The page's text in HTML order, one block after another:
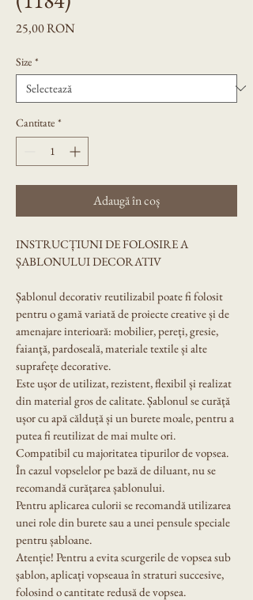
25,00 RONPreț
Size *
Cantitate *
Adaugă în coș
INSTRUCȚIUNI DE FOLOSIRE A
ȘABLONULUI DECORATIV
Șablonul decorativ reutilizabil poate fi folosit
pentru o gamă variată de proiecte creative și de
amenajare interioară: mobilier, pereți, gresie,
faianță, pardoseală, materiale textile și alte
suprafețe decorative.
Este ușor de utilizat, rezistent, flexibil și realizat
din material gros de calitate. Șablonul se curăță
ușor cu apă călduță și un burete moale, pentru a
putea fi reutilizat de mai multe ori.
Compatibil cu majoritatea tipurilor de vopsea.
În cazul vopselelor pe bază de diluant, nu se
recomandă curățarea șablonului.
Pentru aplicarea culorii se recomandă utilizarea
unei role din burete sau a unei pensule speciale
pentru șabloane.
Atenție! Pentru a evita scurgerile de vopsea sub
șablon, aplicați vopseaua în straturi succesive,
folosind o cantitate redusă de vopsea.